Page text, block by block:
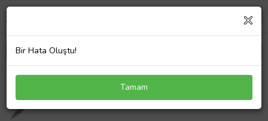
Legami 6 Renkli Kalem Magic Rainbow K064241
301,00 TL
Bir Hata Oluştu!
Tamam